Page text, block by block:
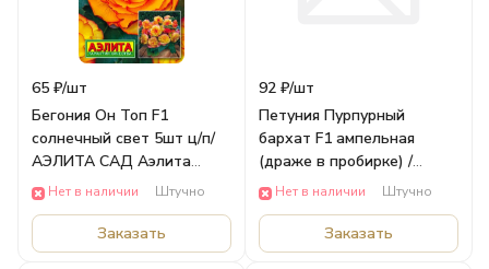
65 ₽/шт
Бегония Он Топ F1
солнечный свет 5шт ц/п/
АЭЛИТА САД Аэлита
ЦВЕТЫ
Нет в наличии Штучно
Заказать
92 ₽/шт
Петуния Пурпурный
бархат F1 ампельная
(драже в пробирке) /
АЭЛИТА САД Аэлита
Нет в наличии Штучно
Заказать